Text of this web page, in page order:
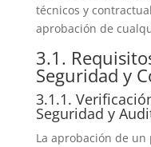
técnicos y
aprobación de
3.1.
Seguridad y
3.1.1.
Seguridad y
La aprobación de